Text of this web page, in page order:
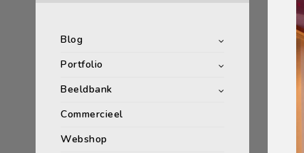
Blog
Portfolio
Beeldbank
Commercieel
Webshop